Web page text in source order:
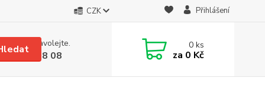
CZK Přihlášení
si rady? Zavolejte.
608 08 18 08
0ks
za 0 Kč